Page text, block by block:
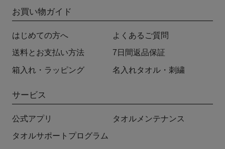
お買い物ガイド
はじめての方へ よくあるご質問
送料とお支払い方法 7日間返品保証
箱入れ・ラッピング 名入れタオル・刺繍
サービス
公式アプリ タオルメンテナンス
タオルサポートプログラム